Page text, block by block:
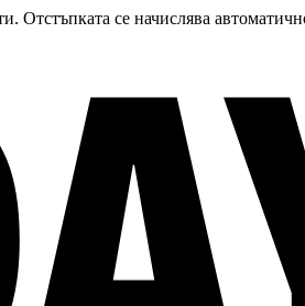
Отстъпката се начислява